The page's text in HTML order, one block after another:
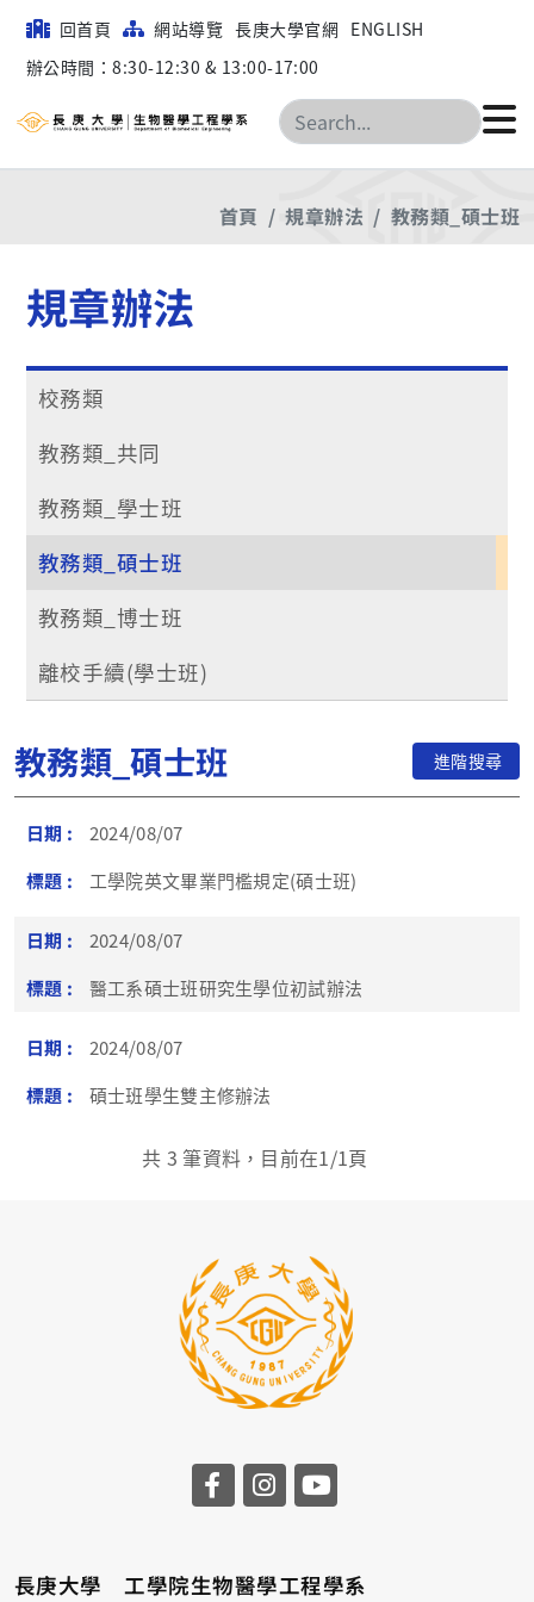
回首頁 網站導覽 長庚大學官網 ENGLISH
辦公時間：8:30-12:30 & 13:00-17:00
搜尋
首頁 規章辦法 教務類_碩士班
規章辦法
校務類
教務類_共同
教務類_學士班
教務類_碩士班
教務類_博士班
離校手續(學士班)
教務類_碩士班 進階搜尋
2024/08/07
工學院英文畢業門檻規定(碩士班)
2024/08/07
醫工系碩士班研究生學位初試辦法
2024/08/07
碩士班學生雙主修辦法
共 3 筆資料，目前在1/1頁
長庚大學 工學院生物醫學工程學系